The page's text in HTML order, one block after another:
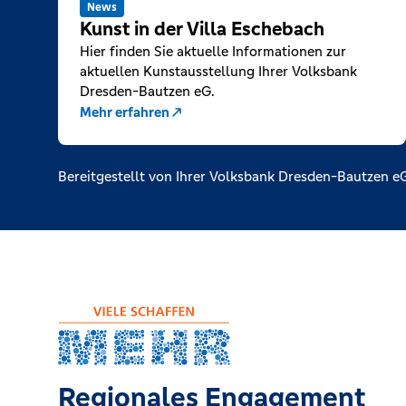
News
Kunst in der Villa Eschebach
Hier finden Sie aktuelle Informationen zur
aktuellen Kunstausstellung Ihrer Volksbank
Dresden-Bautzen eG.
Mehr erfahren
Bereitgestellt von Ihrer Volksbank Dresden-Bautzen
Regionales Engagement